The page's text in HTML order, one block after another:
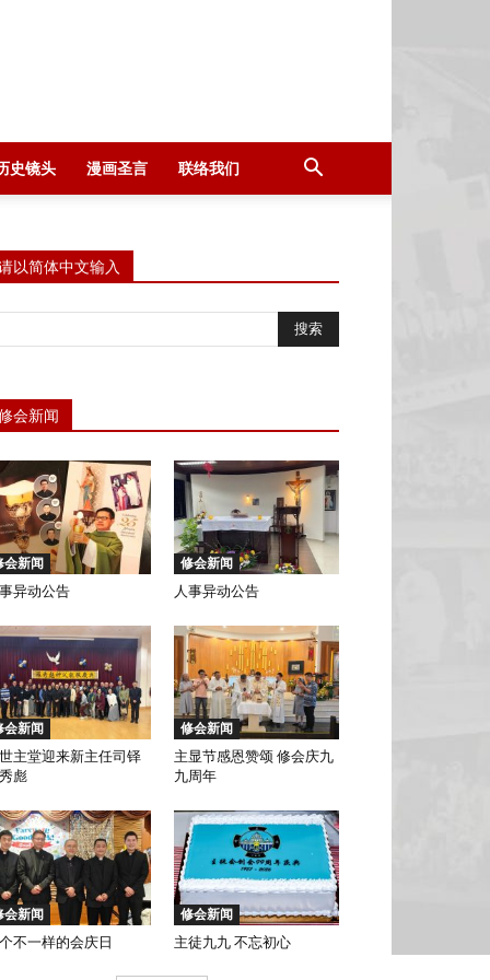
史镜头 漫画圣言 联络我们
以简体中文输入
会新闻
会新闻
异动公告
修会新闻
人事异动公告
会新闻
主堂迎来新主任司铎
彪
修会新闻
主显节感恩赞颂 修会庆九
九周年
会新闻
不一样的会庆日
修会新闻
主徒九九 不忘初心